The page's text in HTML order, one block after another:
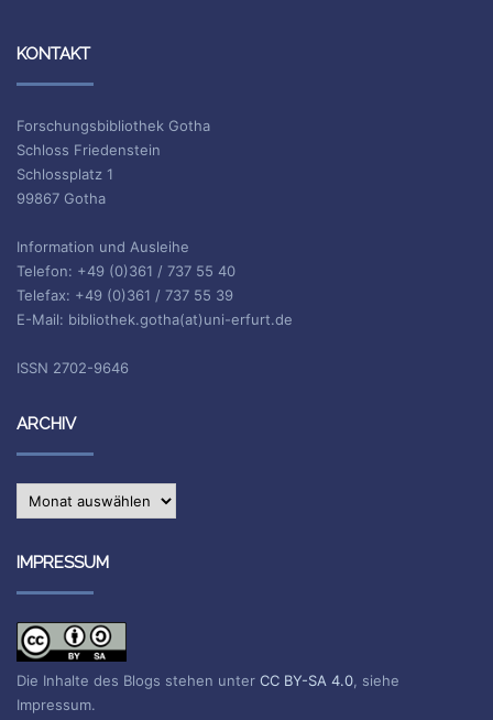
KONTAKT
Forschungsbibliothek Gotha
Schloss Friedenstein
Schlossplatz 1
99867 Gotha
Information und Ausleihe
Telefon: +49 (0)361 / 737 55 40
Telefax: +49 (0)361 / 737 55 39
E-Mail: bibliothek.gotha(at)uni-erfurt.de
ISSN 2702-9646
ARCHIV
Archiv
IMPRESSUM
Die Inhalte des Blogs stehen unter CC BY-SA 4.0 , siehe
Impressum.